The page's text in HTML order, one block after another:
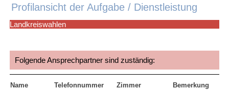
Profilansicht der Aufgabe / Dienstleistung
Landkreiswahlen
Folgende Ansprechpartner sind zuständig:
Name Telefonnummer Zimmer
Bemerkung